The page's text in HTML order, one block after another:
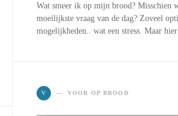
Wat smeer ik op mijn brood? Misschien
moeilijkste vraag van de dag? Zoveel
mogelijkheden.. wat een stress. Maar hier
V VOOR OP BROOD